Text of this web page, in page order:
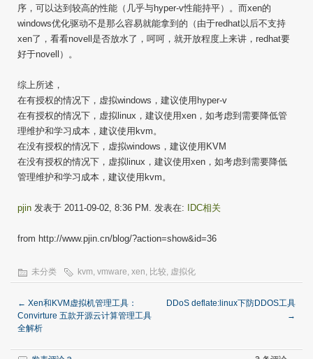
序，可以达到较高的性能（几乎与hyper-v性能持平）。而xen的
windows优化驱动不是那么容易就能拿到的（由于redhat以后不支持
xen了，看看novell是否放水了，呵呵，就开放程度上来讲，redhat要
好于novell）。
综上所述，
在有授权的情况下，虚拟windows，建议使用hyper-v
在有授权的情况下，虚拟linux，建议使用xen，如考虑到需要降低管
理维护和学习成本，建议使用kvm。
在没有授权的情况下，虚拟windows，建议使用KVM
在没有授权的情况下，虚拟linux，建议使用xen，如考虑到需要降低
管理维护和学习成本，建议使用kvm。
pjin 发表于 2011-09-02, 8:36 PM. 发表在: IDC相关
from http://www.pjin.cn/blog/?action=show&id=36
未分类 kvm, vmware, xen, 比较, 虚拟化
← Xen和KVM虚拟机管理工具：
Convirture 五款开源云计算管理工具
全解析
DDoS deflate:linux下防DDOS工具
→